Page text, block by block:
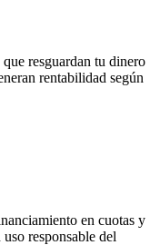
resguardan tu dinero
rentabilidad según
en cuotas y
responsable del